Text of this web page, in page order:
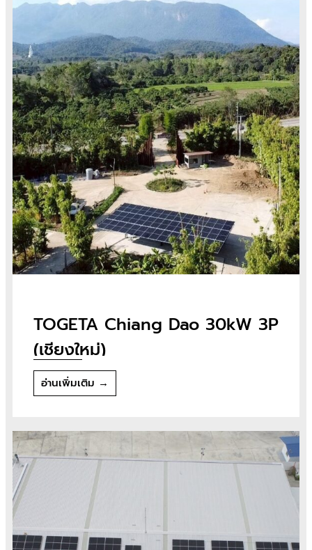
TOGETA Chiang Dao 30kW 3P
(เชียงใหม่)
อ่านเพิ่มเติม →